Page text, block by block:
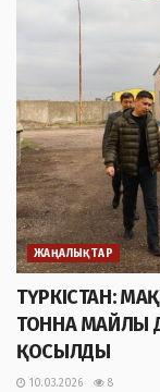
ЖАҢАЛЫҚТАР
ТҮРКІСТАН:
ТОННА МАЙЛЫ
ҚОСЫЛДЫ
10.03.2026
8